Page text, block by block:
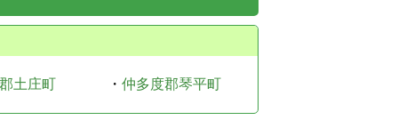
土庄町 ・ 仲多度郡琴平町